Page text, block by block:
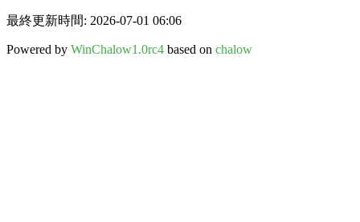
最終更新時間: 2026-07-01 06:06
Powered by WinChalow1.0rc4 based on chalow